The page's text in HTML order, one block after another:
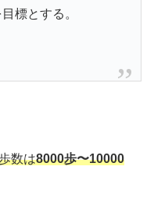
標とする。
数は8000歩〜10000